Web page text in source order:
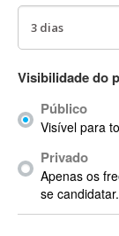
AccountMate
Acrobat
Acrobat X
Acronis
ACT
Visibilidade do
Público
Visível para
Privado
Apenas os
se candidatar.